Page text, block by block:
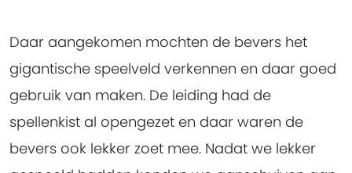
Daar aangekomen mochten de bevers het
gigantische speelveld verkennen en daar goed
gebruik van maken. De leiding had de
spellenkist al opengezet en daar waren de
bevers ook lekker zoet mee. Nadat we lekker